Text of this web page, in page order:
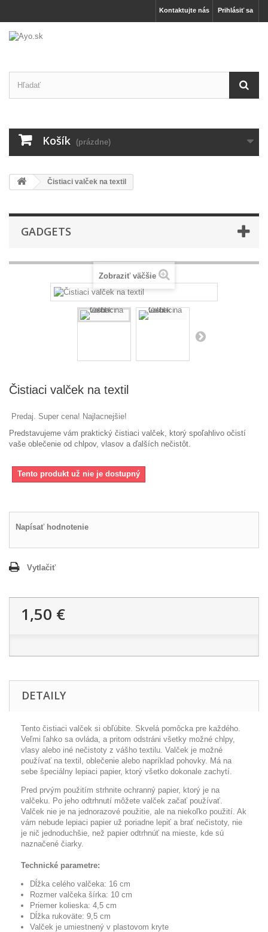
Prihlásiť sa
Kontaktujte nás
Košík (prázdne)
Čistiaci valček na textil
GADGETS
Zobraziť väčšie
Čistiaci valček na textil
Predaj. Super cena! Najlacnejšie!
Predstavujeme vám praktický čistiaci valček ktorý spoľahlivo očistí
vaše oblečenie od chlpov, vlasov a ďalších nečistôt
Tento produkt už nie je dostupný
Napísať hodnotenie
Vytlačiť
1,50 €
DETAILY
Tento čistiaci valček si obľúbite. Skvelá pomôcka pre každého.
Veľmi ľahko sa ovláda, a pritom odstráni všetky možné chlpy,
vlasy alebo iné nečistoty z vášho textilu. Valček je možné
používať na textil, oblečenie alebo napríklad pohovky. Má na
sebe špeciálny lepiaci papier, ktorý všetko dokonale zachytí.
Pred prvým použitím strhnite ochranný papier, ktorý je na
valčeku. Po jeho odtrhnutí môžete valček začať používať.
Valček nie je na jednorazové použitie, ale na niekoľko použití. Ak
vám nebude lepiaci papier už poriadne lepiť a brať nečistoty, nie
je nič jednoduchšie, než papier odtrhnúť na mieste, kde sú
naznačené čiarky.
Technické parametre:
Dĺžka celého valčeka: 16 cm
Rozmer valčeka šírka: 10 cm
Priemer kolieska: 4,5 cm
Dĺžka rukoväte: 9,5 cm
Valček je umiestnený v plastovom kryte